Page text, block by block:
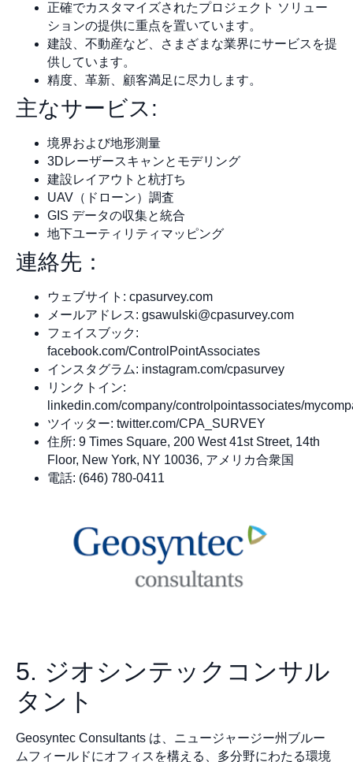
正確でカスタマイズされたプロジェクト ソリュー
ションの提供に重点を置いています。
建設、不動産など、さまざまな業界にサービスを提
供しています。
精度、革新、顧客満足に尽力します。
主なサービス:
境界および地形測量
3Dレーザースキャンとモデリング
建設レイアウトと杭打ち
UAV（ドローン）調査
GIS データの収集と統合
地下ユーティリティマッピング
連絡先：
ウェブサイト: cpasurvey.com
メールアドレス: gsawulski@cpasurvey.com
フェイスブック:
facebook.com/ControlPointAssociates
インスタグラム: instagram.com/cpasurvey
リンクトイン:
linkedin.com/company/controlpointassociates/
ツイッター: twitter.com/CPA_SURVEY
住所: 9 Times Square, 200 West 41st Street, 14th
Floor, New York, NY 10036, アメリカ合衆国
電話: (646) 780-0411
5. ジオシンテックコンサル
タント
Geosyntec Consultants は、ニュージャージー州ブルー
ムフィールドにオフィスを構える、多分野にわたる環境